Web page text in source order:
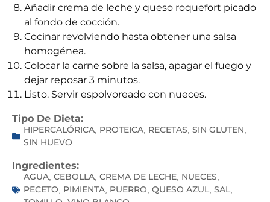
Añadir crema de leche y queso roquefort picado
al fondo de cocción.
Cocinar revolviendo hasta obtener una salsa
homogénea.
Colocar la carne sobre la salsa, apagar el fuego y
dejar reposar 3 minutos.
Listo. Servir espolvoreado con nueces.
Tipo De Dieta:
HIPERCALÓRICA, PROTEICA, RECETAS, SIN GLUTEN,
SIN HUEVO
Ingredientes:
AGUA, CEBOLLA, CREMA DE LECHE, NUECES,
PECETO, PIMIENTA, PUERRO, QUESO AZUL, SAL,